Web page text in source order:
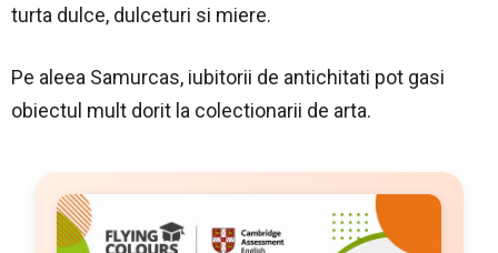
turta dulce, dulceturi si miere.
Pe aleea Samurcas, iubitorii de antichitati pot gasi
obiectul mult dorit la colectionarii de arta.